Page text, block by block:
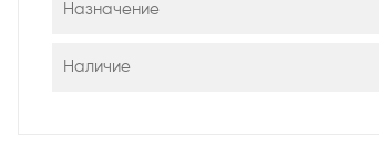
Назначение
Наличие